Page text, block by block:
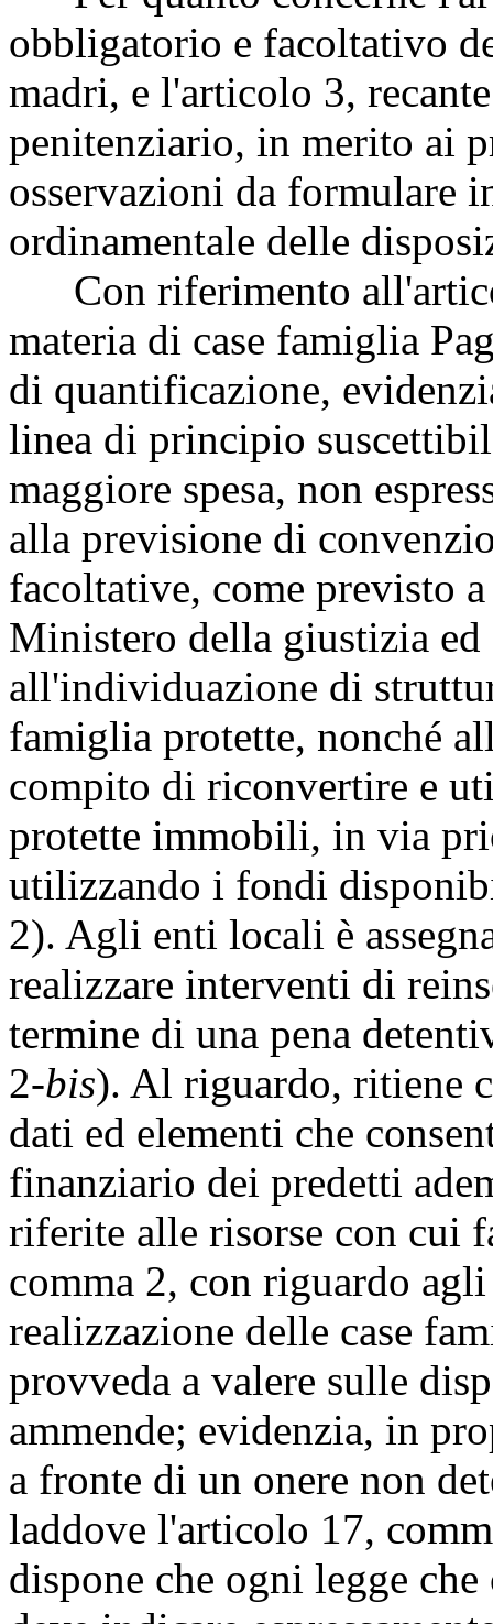
obbligatorio e facoltativo
madri, e l'articolo 3,
penitenziario, in merito ai
osservazioni da formulare
ordinamentale delle
Con riferimento
materia di case famiglia
di quantificazione,
linea di principio
maggiore spesa, non
alla previsione di
facoltative, come previsto
Ministero della giustizia
all'individuazione di
famiglia protette, nonché
compito di riconvertire e
protette immobili, in via
utilizzando i fondi
2). Agli enti locali è
realizzare interventi di
termine di una pena
2-bis). Al riguardo, ritiene
dati ed elementi che
finanziario dei predetti
riferite alle risorse con cui
comma 2, con riguardo
realizzazione delle case
provveda a valere sulle
ammende; evidenzia, in
a fronte di un onere non
laddove l'articolo 17,
dispone che ogni legge